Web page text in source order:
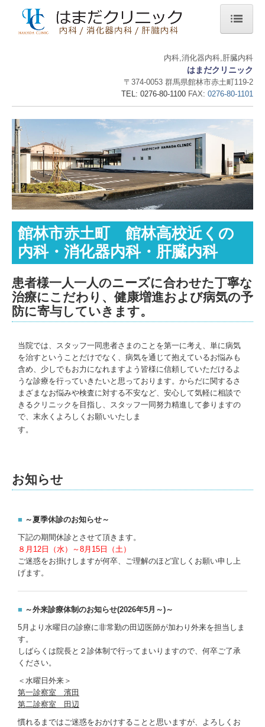
施設・設備など
地図・交通案内
個人情報保護方針
地域活動の様子
内科,消化器内科,肝臓内科
はまだクリニック
〒374-0053 群馬県館林市赤土町119-2
TEL: 0276-80-1100 FAX: 0276-80-1101
館林市赤土町 館林高校近くの
内科・消化器内科・肝臓内科
患者様一人一人のニーズに合わせた丁寧な
治療にこだわり、健康増進および病気の予
防に寄与していきます。
当院では、スタッフ一同患者さまのことを第一に考え、単に病気
を治すということだけでなく、病気を通じて抱えているお悩みも
含め、少しでもお力になれますよう皆様に信頼していただけるよ
うな診療を行っていきたいと思っております。からだに関するさ
まざまなお悩みや検査に対する不安など、安心して気軽に相談で
きるクリニックを目指し、スタッフ一同努力精進して参りますの
で、末永くよろしくお願いいたしま
す。
お知らせ
■ ～夏季休診のお知らせ～
下記の期間休診とさせて頂きます。
８月12日（水）～8月15日（土）
ご迷惑をお掛けしますが何卒、ご理解のほど宜しくお願い申し上
げます。
■ ～外来診療体制のお知らせ(2026年5月～)～
5月より水曜日の診療に非常勤の田辺医師が加わり外来を担当しま
す。
しばらくは院長と２診体制で行ってまいりますので、何卒ご了承
ください。
＜水曜日外来＞
第一診察室 濱田
第二診察室 田辺
慣れるまではご迷惑をおかけすることと思いますが、よろしくお